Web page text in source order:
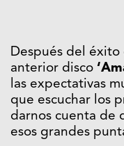
Después del éxito
anterior disco
las expectativas
que escuchar los
darnos cuenta de
esos grandes